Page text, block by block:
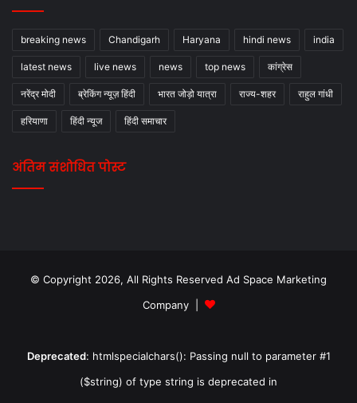
breaking news Chandigarh Haryana hindi news india
latest news live news news top news कांग्रेस
नरेंद्र मोदी ब्रेकिंग न्यूज़ हिंदी भारत जोड़ो यात्रा राज्य-शहर राहुल गांधी
हरियाणा हिंदी न्यूज हिंदी समाचार
अंतिम संशोधित पोस्ट
© Copyright 2026, All Rights Reserved Ad Space Marketing
Company |
Deprecated: htmlspecialchars(): Passing null to parameter #1
($string) of type string is deprecated in